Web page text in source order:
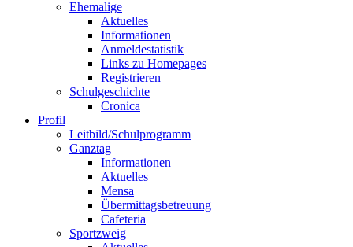
Ehemalige
Aktuelles
Informationen
Anmeldestatistik
Links zu Homepages
Registrieren
Schulgeschichte
Cronica
Profil
Leitbild/Schulprogramm
Ganztag
Informationen
Aktuelles
Mensa
Übermittagsbetreuung
Cafeteria
Sportzweig